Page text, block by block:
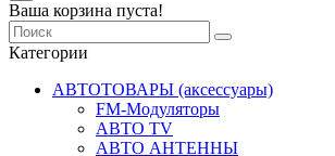
Ваша корзина пуста!
Категории
АВТОТОВАРЫ (аксессуары)
FM-Модуляторы
АВТО TV
АВТО АНТЕННЫ